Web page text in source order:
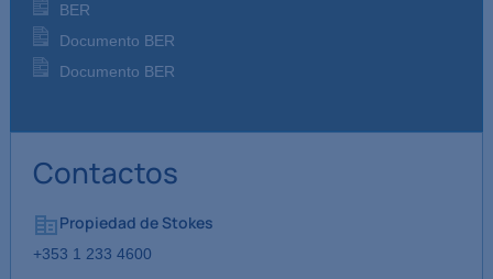
BER
Documento BER
Documento BER
Contactos
Propiedad de Stokes
+353 1 233 4600